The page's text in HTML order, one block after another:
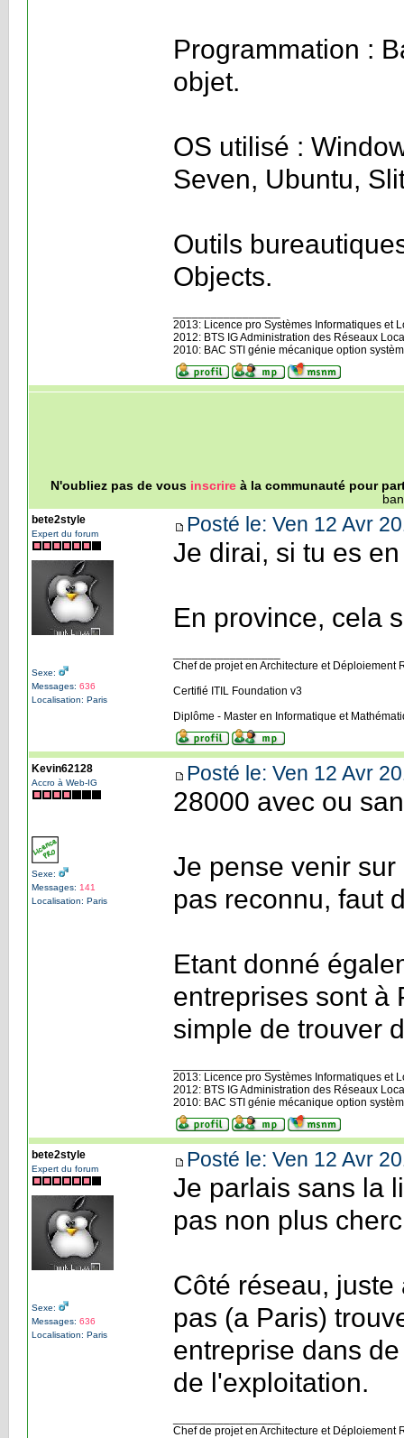
Programmation :
objet.
OS utilisé :
Seven, Ubuntu,
Outils
Objects.
2013: Licence pro Systèmes Informatiques et
2012: BTS IG Administration des Réseaux
2010: BAC STI génie mécanique option
N'oubliez pas de vous inscrireà la communauté pour
bete2style
Expert du forum
Sexe:
Messages: 636
Localisation: Paris
Posté le: Ven 12 Avr
Je dirai, si tu es
En province, cela
Chef de projet en Architecture et Déploiement
Certifié ITIL Foundation v3
Diplôme - Master en Informatique et
Kevin62128
Accro à Web-IG
Sexe:
Messages: 141
Localisation: Paris
Posté le: Ven 12 Avr
28000 avec ou
Je pense venir
pas reconnu, faut
Etant donné
entreprises sont à
simple de trouver
2013: Licence pro Systèmes Informatiques et
2012: BTS IG Administration des Réseaux
2010: BAC STI génie mécanique option
bete2style
Expert du forum
Sexe:
Messages: 636
Localisation: Paris
Posté le: Ven 12 Avr
Je parlais sans la
pas non plus
Côté réseau,
pas (a Paris)
entreprise dans
de l'exploitation.
Chef de projet en Architecture et Déploiement